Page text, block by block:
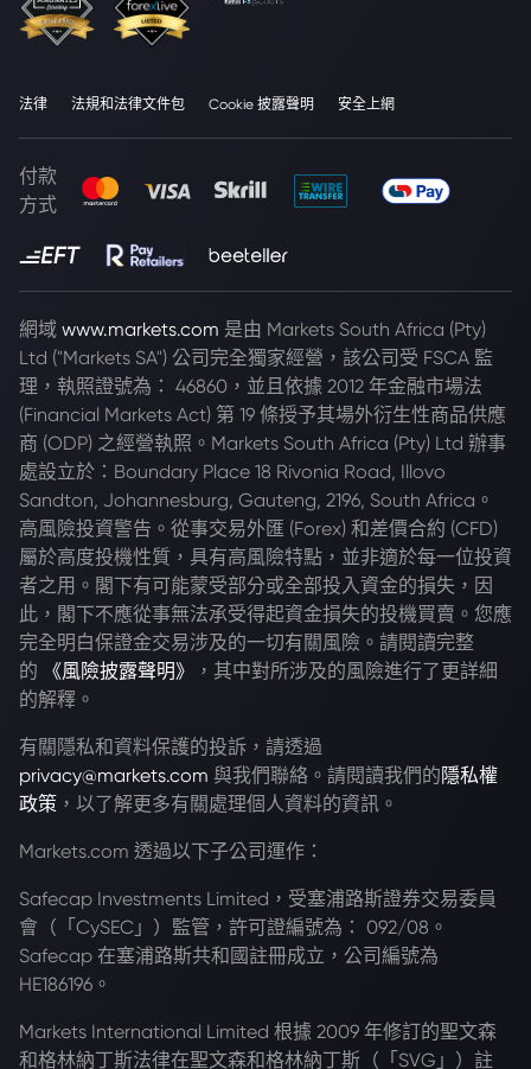
法律 法規和法律文件包 Cookie 披露聲明 安全上網
付款
方式
網域 www.markets.com 是由 Markets South Africa (Pty)
Ltd ("Markets SA") 公司完全獨家經營，該公司受 FSCA 監
理，執照證號為： 46860，並且依據 2012 年金融市場法
(Financial Markets Act) 第 19 條授予其場外衍生性商品供應
商 (ODP) 之經營執照。Markets South Africa (Pty) Ltd 辦事
處設立於：Boundary Place 18 Rivonia Road, Illovo
Sandton, Johannesburg, Gauteng, 2196, South Africa。
高風險投資警告。從事交易外匯 (Forex) 和差價合約 (CFD)
屬於高度投機性質，具有高風險特點，並非適於每一位投資
者之用。閣下有可能蒙受部分或全部投入資金的損失，因
此，閣下不應從事無法承受得起資金損失的投機買賣。您應
完全明白保證金交易涉及的一切有關風險。請閱讀完整
的
《風險披露聲明》
，其中對所涉及的風險進行了更詳細
的解釋。
有關隱私和資料保護的投訴，請透過
privacy@markets.com 與我們聯絡。請閱讀我們的隱私權
政策 ，以了解更多有關處理個人資料的資訊。
Markets.com 透過以下子公司運作：
Safecap Investments Limited，受塞浦路斯證券交易委員
會（「CySEC」）監管，許可證編號為： 092/08。
Safecap 在塞浦路斯共和國註冊成立，公司編號為
HE186196。
Markets International Limited 根據 2009 年修訂的聖文森
和格林納丁斯法律在聖文森和格林納丁斯（「SVG」）註